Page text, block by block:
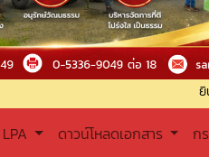
ยินดีต้อนรับเข้
LPA ดาวน์โหลดเอกสาร ก